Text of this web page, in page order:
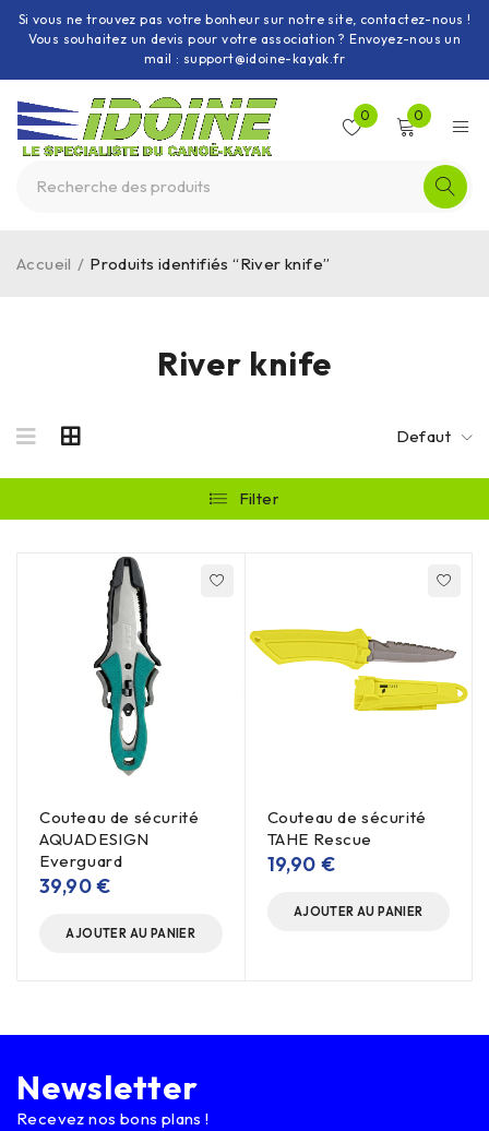
Si vous ne trouvez pas votre bonheur sur notre site, contactez-nous !
Vous souhaitez un devis pour votre association ? Envoyez-nous un
mail : support@idoine-kayak.fr
0 0
River knife
Accueil / Produits identifiés “River knife”
Defaut
Filter
Couteau de sécurité
AQUADESIGN
Everguard
39,90€
AJOUTER AU PANIER
Couteau de sécurité
TAHE Rescue
19,90 €
AJOUTER AU PANIER
Newsletter
Recevez nos bons plans !